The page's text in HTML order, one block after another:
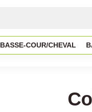
BASSE-COUR/CHEVAL